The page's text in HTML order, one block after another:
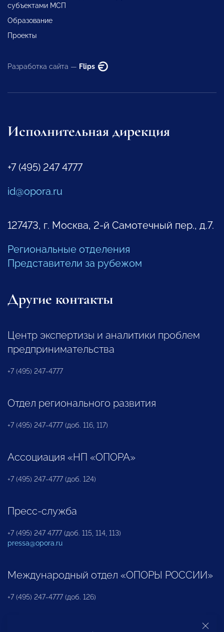
субъектами МСП
Образование
Проекты
Разработка сайта — Flips
Исполнительная дирекция
+7 (495) 247 4777
id@opora.ru
127473, г. Москва, 2-й Самотечный пер., д.7.
Региональные отделения
Представители за рубежом
Другие контакты
Центр экспертизы и аналитики проблем
предпринимательства
+7 (495) 247-4777
Отдел регионального развития
+7 (495) 247-4777 (доб. 116, 117)
Ассоциация «НП «ОПОРА»
+7 (495) 247-4777 (доб. 124)
Пресс-служба
+7 (495) 247 4777 (доб. 115, 114, 113)
pressa@opora.ru
Международный отдел «ОПОРЫ РОССИИ»
+7 (495) 247-4777 (доб. 126)
Бюро по защите прав предпринимателей и